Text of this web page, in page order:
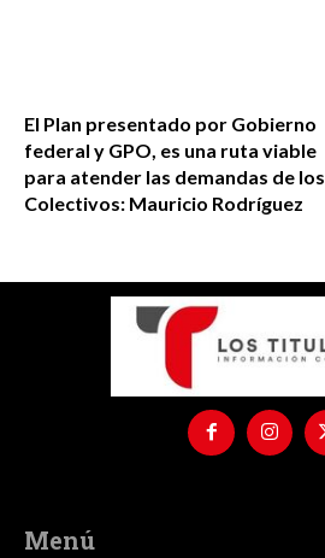
El Plan presentado por Gobierno
federal y GPO, es una ruta viable
para atender las demandas de los
Colectivos: Mauricio Rodríguez
Menú